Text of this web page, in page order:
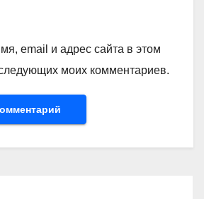
email и адрес сайта в этом
моих комментариев.